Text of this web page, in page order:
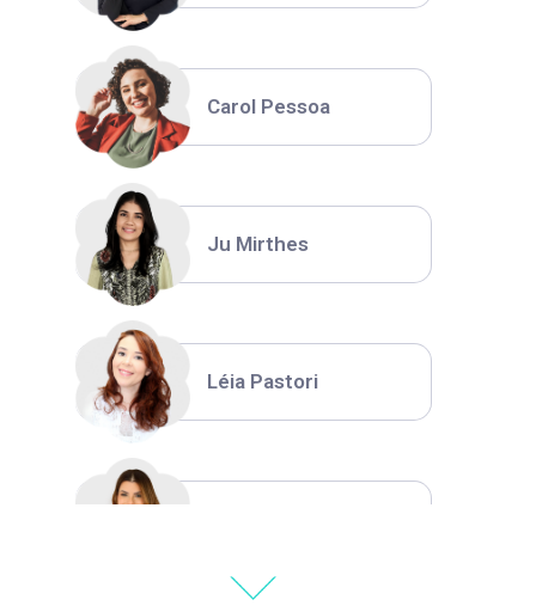
Carol Pessoa
Ju Mirthes
Léia Pastori